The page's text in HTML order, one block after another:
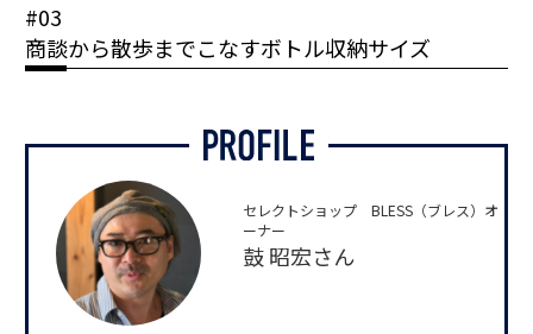
#03
商談から散歩までこなすボトル収納サイズ
セレクトショップ BLESS（ブレス）オ
ーナー
鼓 昭宏さん